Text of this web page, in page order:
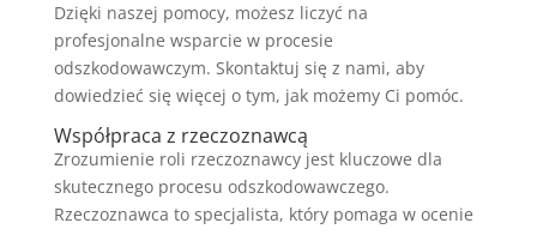
Dzięki naszej pomocy, możesz liczyć na
profesjonalne wsparcie w procesie
odszkodowawczym. Skontaktuj się z nami, aby
dowiedzieć się więcej o tym, jak możemy Ci pomóc.
Współpraca z rzeczoznawcą
Zrozumienie roli rzeczoznawcy jest kluczowe dla
skutecznego procesu odszkodowawczego.
Rzeczoznawca to specjalista, który pomaga w ocenie